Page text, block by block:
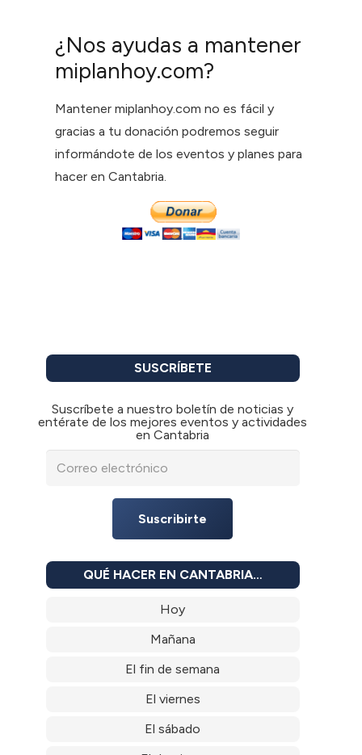
¿Nos ayudas a mantener
miplanhoy.com?
Mantener miplanhoy.com no es fácil y
gracias a tu donación podremos seguir
informándote de los eventos y planes para
hacer en Cantabria.
SUSCRÍBETE
Suscríbete a nuestro boletín de noticias y
entérate de los mejores eventos y actividades
en Cantabria
Suscribirte
QUÉ HACER EN CANTABRIA…
Hoy
Mañana
El fin de semana
El viernes
El sábado